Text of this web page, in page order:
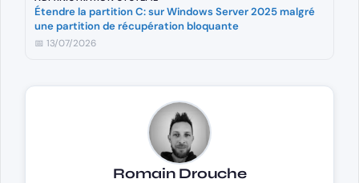
Étendre la partition C: sur Windows Server 2025 malgré
une partition de récupération bloquante
📅 13/07/2026
Romain Drouche